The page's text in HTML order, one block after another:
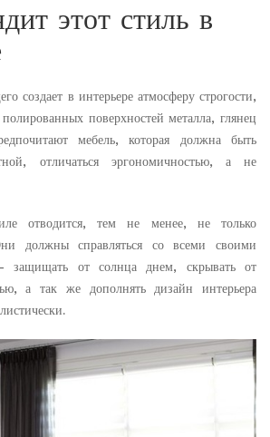
этот стиль в
создает в интерьере атмосферу строгости,
поверхностей металла, глянец
мебель, которая должна быть
отличаться эргономичностью, а не
отводится, тем не менее, не только
должны справляться со всеми своими
защищать от солнца днем, скрывать от
а так же дополнять дизайн интерьера